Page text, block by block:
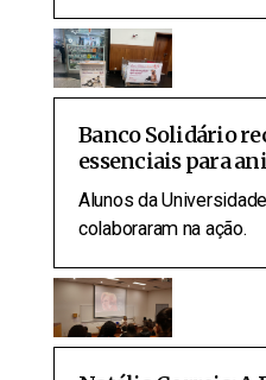
Banco Solidário
essenciais para
Alunos da
colaboraram na ação.